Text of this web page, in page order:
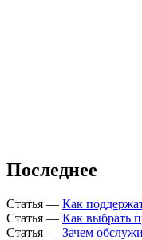
Последнее
Статья — Как
Статья — Как выбрать
Статья — Зачем